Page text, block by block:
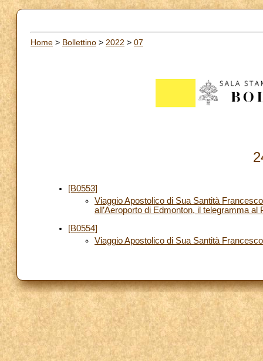
Home > Bollettino > 2022 > 07
[B0553]
Viaggio Apostolico di Sua Santità
all’Aeroporto di Edmonton, il telegramma
[B0554]
Viaggio Apostolico di Sua Santità